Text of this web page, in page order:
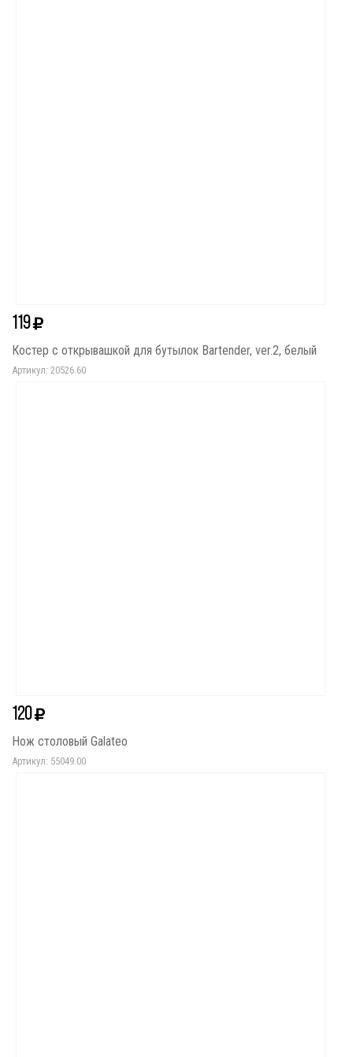
119
Костер с открывашкой для бутылок Bartender, ver.2, белый
Артикул: 20526.60
120
Нож столовый Galateo
Артикул: 55049.00